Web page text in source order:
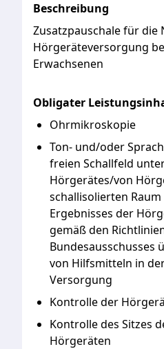
Beschreibung
Zusatzpauschalefürdie
Hörgeräteversorgung
Erwachsenen
Obligater
Ohrmikroskopie
Ton- und/oder
freien Schallfeld
Hörgerätes/von
schallisolierten
Ergebnisses der
gemäß den
Bundesausschusses
von Hilfsmitteln in
Versorgung
Kontrolle der
Kontrolle des Sitzes
Hörgeräten